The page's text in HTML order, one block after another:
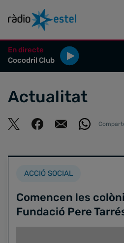
En directe
Cocodril Club
Actualitat
ACCIÓ SOCIAL
Comencen les
Fundació Pere